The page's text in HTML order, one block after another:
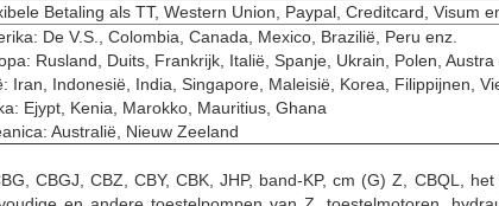
Betaling als TT, Western Union, Paypal, Creditcard, Visum
De V.S., Colombia, Canada, Mexico, Brazilië, Peru enz.
Rusland, Duits, Frankrijk, Italië, Spanje, Ukrain, Polen, Austra
Iran, Indonesië, India, Singapore, Maleisië, Korea, Filippijnen,
Ejypt, Kenia, Marokko, Mauritius, Ghana
Australië, Nieuw Zeeland
CBGJ, CBZ, CBY, CBK, JHP, band-KP, cm (G) Z, CBQL,